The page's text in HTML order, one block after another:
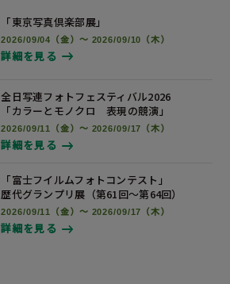
「東京写真倶楽部展」
2026/09/04（金）～ 2026/09/10（木）
詳細を見る
全日写連フォトフェスティバル2026
「カラーとモノクロ 表現の競演」
2026/09/11（金）～ 2026/09/17（木）
詳細を見る
「富士フイルムフォトコンテスト」
歴代グランプリ展 （第61回～第64回）
2026/09/11（金）～ 2026/09/17（木）
詳細を見る